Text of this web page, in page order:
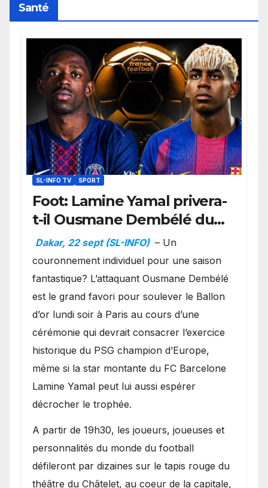
Santé
SL-INFO TV SPORT
Foot: Lamine Yamal privera-
t-il Ousmane Dembélé du
Ballon d’or ?
Dakar, 22 sept (SL-INFO) – Un
couronnement individuel pour une saison
fantastique? L’attaquant Ousmane Dembélé
est le grand favori pour soulever le Ballon
d’or lundi soir à Paris au cours d’une
cérémonie qui devrait consacrer l’exercice
historique du PSG champion d’Europe,
même si la star montante du FC Barcelone
Lamine Yamal peut lui aussi espérer
décrocher le trophée.
A partir de 19h30, les joueurs, joueuses et
personnalités du monde du football
défileront par dizaines sur le tapis rouge du
théâtre du Châtelet, au coeur de la capitale,